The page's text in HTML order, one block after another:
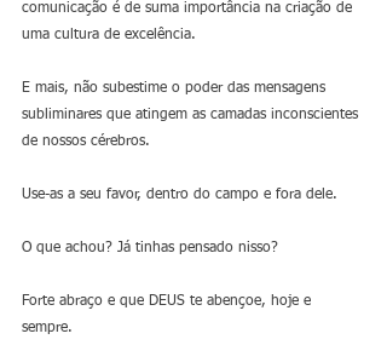
comunicação é de suma importância na criação de
uma cultura de excelência.
E mais, não subestime o poder das mensagens
subliminares que atingem as camadas inconscientes
de nossos cérebros.
Use-as a seu favor, dentro do campo e fora dele.
O que achou? Já tinhas pensado nisso?
Forte abraço e que DEUS te abençoe, hoje e
sempre.